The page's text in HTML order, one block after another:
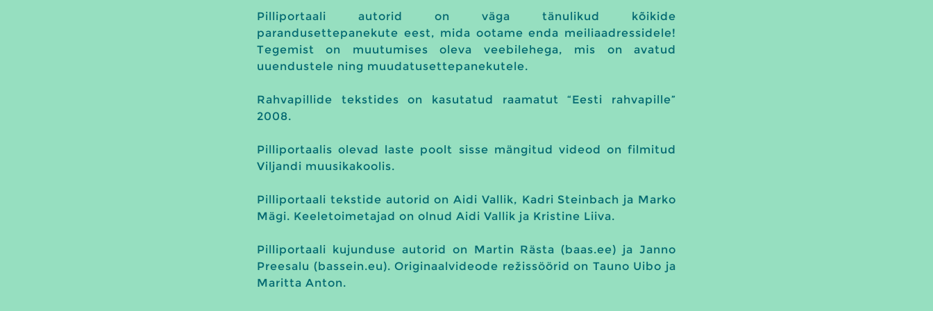
Pilliportaali autorid on väga tänulikud kõikide
parandusettepanekute eest, mida ootame enda meiliaadressidele!
Tegemist on muutumises oleva veebilehega, mis on avatud
uuendustele ning muudatusettepanekutele.
Rahvapillide tekstides on kasutatud raamatut “Eesti rahvapille”
2008.
Pilliportaalis olevad laste poolt sisse mängitud videod on filmitud
Viljandi muusikakoolis.
Pilliportaali tekstide autorid on Aidi Vallik, Kadri Steinbach ja Marko
Mägi. Keeletoimetajad on olnud Aidi Vallik ja Kristine Liiva.
Pilliportaali kujunduse autorid on Martin Rästa (baas.ee) ja Janno
Preesalu (bassein.eu). Originaalvideode režissöörid on Tauno Uibo ja
Maritta Anton.